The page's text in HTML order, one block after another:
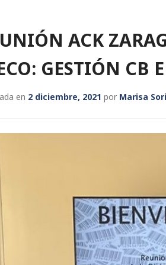
ACK
GESTIÓN CB
en 2 diciembre, 2021 por Marisa